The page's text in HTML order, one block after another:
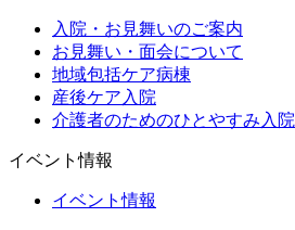
入院・お見舞いのご案内
お見舞い・面会について
地域包括ケア病棟
産後ケア入院
介護者のためのひとやすみ入院
イベント情報
イベント情報